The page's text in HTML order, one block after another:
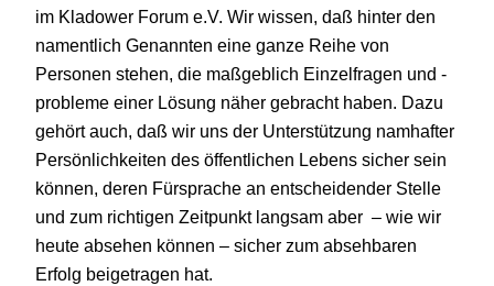
im Kladower Forum e.V. Wir wissen, daß hinter den
namentlich Genannten eine ganze Reihe von
Personen stehen, die maßgeblich Einzelfragen und -
probleme einer Lösung näher gebracht haben. Dazu
gehört auch, daß wir uns der Unterstützung namhafter
Persönlichkeiten des öffentlichen Lebens sicher sein
können, deren Fürsprache an entscheidender Stelle
und zum richtigen Zeitpunkt langsam aber – wie wir
heute absehen können – sicher zum absehbaren
Erfolg beigetragen hat.